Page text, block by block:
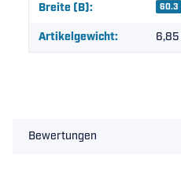
Breite (B): 60.3
Artikelgewicht: 6,85
Bewertungen